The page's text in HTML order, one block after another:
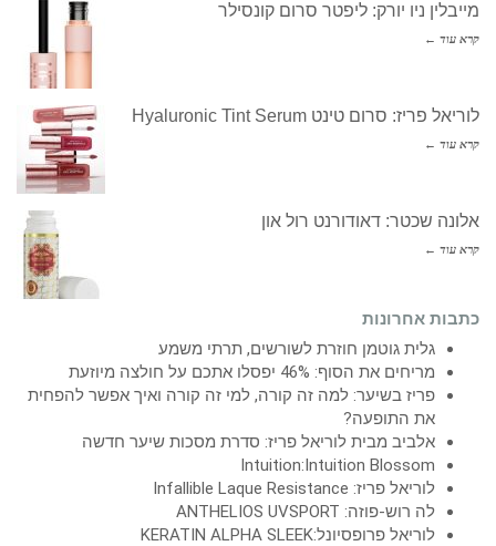
מייבלין ניו יורק: ליפטר סרום קונסילר
קרא עוד ←
לוריאל פריז: סרום טינט Hyaluronic Tint Serum
קרא עוד ←
אלונה שכטר: דאודורנט רול און
קרא עוד ←
כתבות אחרונות
גלית גוטמן חוזרת לשורשים, תרתי משמע
מריחים את הסוף: 46% יפסלו אתכם על חולצה מיוזעת
פריז בשיער: למה זה קורה, למי זה קורה ואיך אפשר להפחית
את התופעה?
אלביב מבית לוריאל פריז: סדרת מסכות שיער חדשה
Intuition:Intuition Blossom
לוריאל פריז: Infallible Laque Resistance
לה רוש-פוזה: ANTHELIOS UVSPORT
לוריאל פרופסיונל:KERATIN ALPHA SLEEK